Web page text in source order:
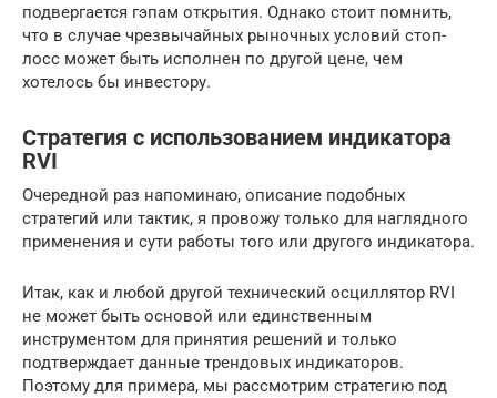
подвергается гэпам открытия. Однако стоит помнить,
что в случае чрезвычайных рыночных условий стоп-
лосс может быть исполнен по другой цене, чем
хотелось бы инвестору.
Стратегия с использованием индикатора
RVI
Очередной раз напоминаю, описание подобных
стратегий или тактик, я провожу только для наглядного
применения и сути работы того или другого индикатора.
Итак, как и любой другой технический осциллятор RVI
не может быть основой или единственным
инструментом для принятия решений и только
подтверждает данные трендовых индикаторов.
Поэтому для примера, мы рассмотрим стратегию под